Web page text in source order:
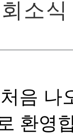
소식
음 나
환영